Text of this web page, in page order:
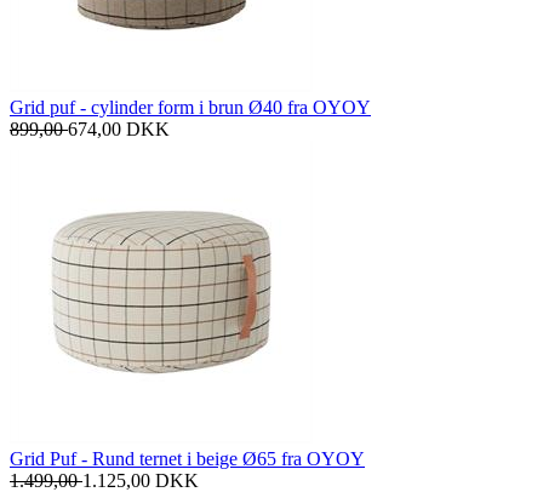
Grid puf - cylinder form i brun Ø40 fra OYOY
899,00674,00 DKK
Grid Puf - Rund ternet i beige Ø65 fra OYOY
1.499,001.125,00 DKK